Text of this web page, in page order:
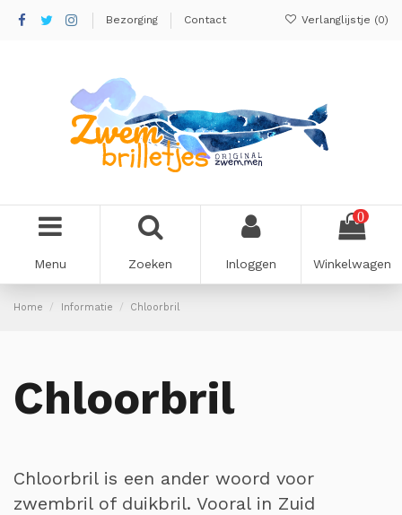
Bezorging Contact Verlanglijstje (0)
Menu Zoeken Inloggen
0
Winkelwagen
Home Informatie Chloorbril
Chloorbril
Chloorbril is een ander woord voor
zwembril of duikbril. Vooral in Zuid